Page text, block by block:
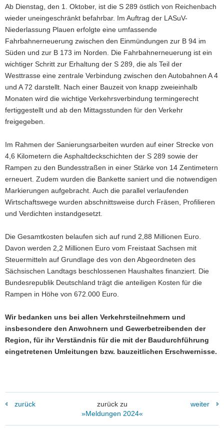
a
v
i
g
a
t
i
o
n
Ab Dienstag, den 1. Oktober, ist die S 289 östlich von Reichenbach
wieder uneingeschränkt befahrbar. Im Auftrag der LASuV-
Niederlassung Plauen erfolgte eine umfassende
Fahrbahnerneuerung zwischen den Einmündungen zur B 94 im
Süden und zur B 173 im Norden. Die Fahrbahnerneuerung ist ein
wichtiger Schritt zur Erhaltung der S 289, die als Teil der
Westtrasse eine zentrale Verbindung zwischen den Autobahnen A 4
und A 72 darstellt. Nach einer Bauzeit von knapp zweieinhalb
Monaten wird die wichtige Verkehrsverbindung termingerecht
fertiggestellt und ab den Mittagsstunden für den Verkehr
freigegeben.
Im Rahmen der Sanierungsarbeiten wurden auf einer Strecke von
4,6 Kilometern die Asphaltdeckschichten der S 289 sowie der
Rampen zu den Bundesstraßen in einer Stärke von 14 Zentimetern
erneuert. Zudem wurden die Bankette saniert und die notwendigen
Markierungen aufgebracht. Auch die parallel verlaufenden
Wirtschaftswege wurden abschnittsweise durch Fräsen, Profilieren
und Verdichten instandgesetzt.
Die Gesamtkosten belaufen sich auf rund 2,88 Millionen Euro.
Davon werden 2,2 Millionen Euro vom Freistaat Sachsen mit
Steuermitteln auf Grundlage des von den Abgeordneten des
Sächsischen Landtags beschlossenen Haushaltes finanziert. Die
Bundesrepublik Deutschland trägt die anteiligen Kosten für die
Rampen in Höhe von 672.000 Euro.
Wir bedanken uns bei allen Verkehrsteilnehmern und
insbesondere den Anwohnern und Gewerbetreibenden der
Region, für ihr Verständnis für die mit der Baudurchführung
eingetretenen Umleitungen bzw. bauzeitlichen Erschwernisse.
zurück
zurück zu
»Meldungen 2024«
weiter